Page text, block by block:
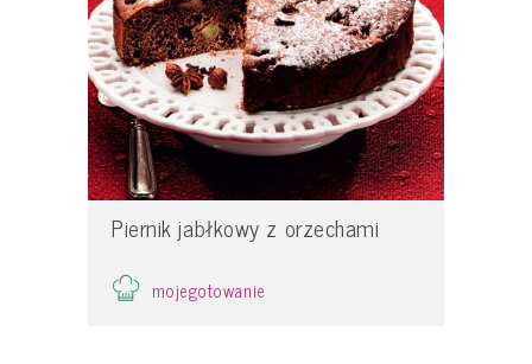
Piernik jabłkowy z orzechami
mojegotowanie